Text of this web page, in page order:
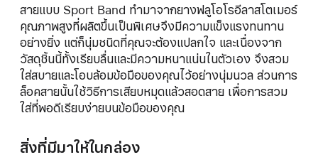
สายแบบ Sport Band ทำมาจากยางฟลูโอโรอีลาสโตเมอร์
คุณภาพสูงที่ผลิตขึ้นเป็นพิเศษจึงมีความแข็งแรงทนทาน
อย่างยิ่ง แต่ก็นุ่มชนิดที่คุณจะต้องแปลกใจ และเนื่องจาก
วัสดุชิ้นนี้ทั้งเรียบลื่นและมีความหนาแน่นในตัวเอง จึงสวม
ใส่สบายและโอบล้อมข้อมือของคุณไว้อย่างนุ่มนวล ส่วนการ
ล็อคสายนั้นใช้วิธีการเสียบหมุดแล้วสอดสาย เพื่อการสวม
ใส่ที่พอดีเรียบง่ายบนข้อมือของคุณ
สิ่งที่มีมาให้ในกล่อง